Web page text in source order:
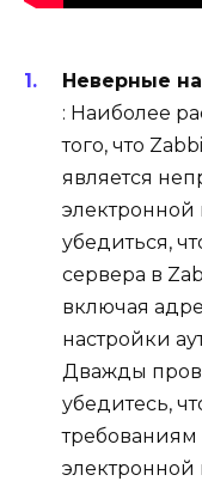
Неверные
: Наиболее
того, что
является
электронной
убедиться,
сервера в
включая
настройки
Дважды
убедитесь,
требованиям
электронной